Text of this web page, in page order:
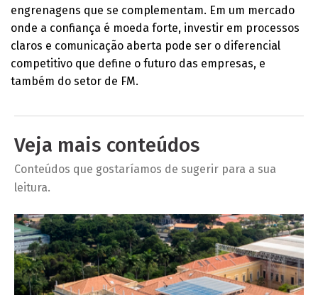
engrenagens que se complementam. Em um mercado
onde a confiança é moeda forte, investir em processos
claros e comunicação aberta pode ser o diferencial
competitivo que define o futuro das empresas, e
também do setor de FM.
Veja mais conteúdos
Conteúdos que gostaríamos de sugerir para a sua
leitura.